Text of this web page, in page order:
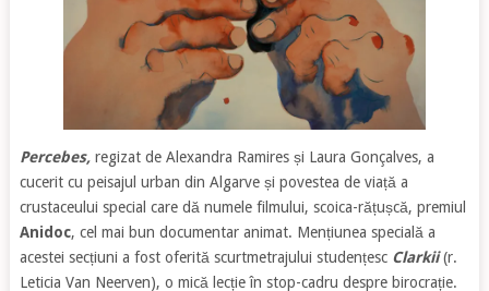
Percebes, regizat de Alexandra Ramires și Laura Gonçalves, a
cucerit cu peisajul urban din Algarve și povestea de viață a
crustaceului special care dă numele filmului, scoica-rățușcă, premiul
Anidoc, cel mai bun documentar animat. Mențiunea specială a
acestei secțiuni a fost oferită scurtmetrajului studențesc Clarkii(r.
Leticia Van Neerven), o mică lecție în stop-cadru despre birocrație.